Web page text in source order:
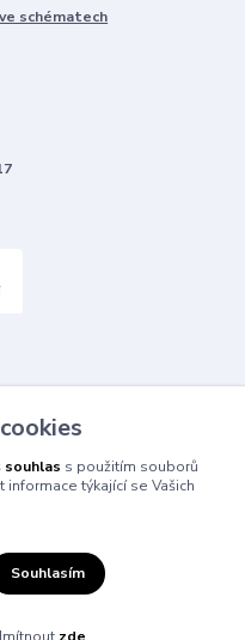
schématech
souhlas s použitím souborů
týkající se Vašich
Souhlasím
zde